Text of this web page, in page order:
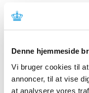
Denne hjemmeside
Vi bruger cookies til
annoncer, til at vise
at analysere vores
opkrævning og
kliniske forsøg
Fra 2024 vil
gange årligt. Vi går